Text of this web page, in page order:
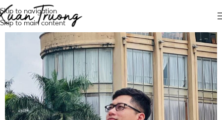
Skip to navigation
Skip to main content